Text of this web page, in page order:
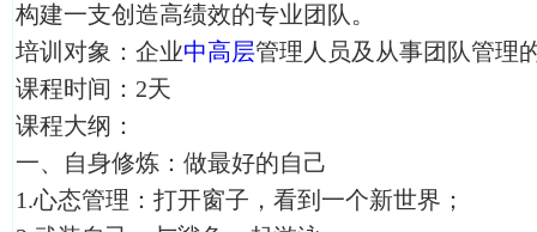
构建一支创造高绩效的专业团队。
培训对象：企业中高层管理人员及从事团队管理
课程时间：2天
课程大纲：
一、自身修炼：做最好的自己
1.心态管理：打开窗子，看到一个新世界；